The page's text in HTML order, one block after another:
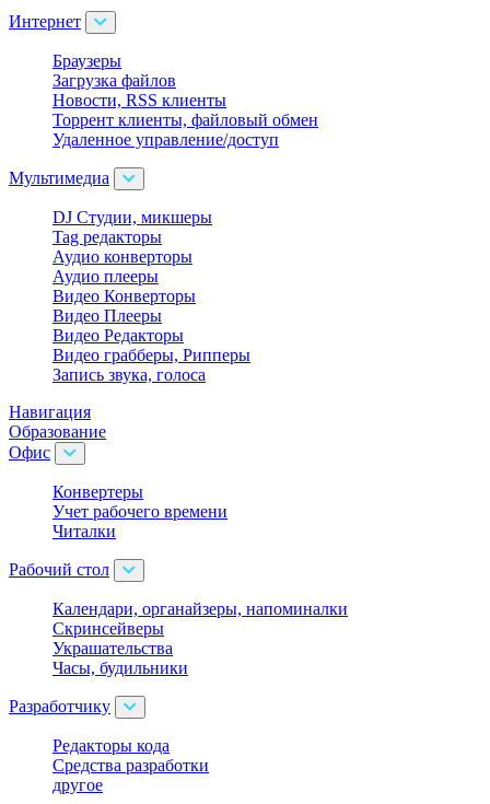
Интернет
Браузеры
Загрузка файлов
Новости, RSS клиенты
Торрент клиенты, файловый обмен
Удаленное управление/доступ
Мультимедиа
DJ Студии, микшеры
Tag редакторы
Аудио конверторы
Аудио плееры
Видео Конверторы
Видео Плееры
Видео Редакторы
Видео грабберы, Рипперы
Запись звука, голоса
Навигация
Образование
Офис
Конвертеры
Учет рабочего времени
Читалки
Рабочий стол
Календари, органайзеры, напоминалки
Скринсейверы
Украшательства
Часы, будильники
Разработчику
Редакторы кода
Средства разработки
другое